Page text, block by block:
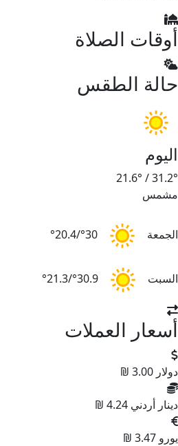
أوقات الصلاة
حالة الطقس
اليوم
31.2°
/
21.6°
مشمس
الجمعة 30°/20.4°
السبت 30.9°/21.3°
أسعار العملات
دولار 3.00 ₪
دينار أردني 4.24 ₪
يورو 3.47 ₪